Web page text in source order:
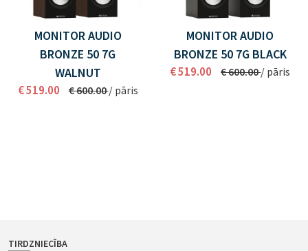
MONITOR AUDIO
BRONZE 50 7G
WALNUT
€ 519.00 € 600.00/ pāris
MONITOR AUDIO
BRONZE 50 7G BLACK
€ 519.00 € 600.00/ pāris
TIRDZNIECĪBA